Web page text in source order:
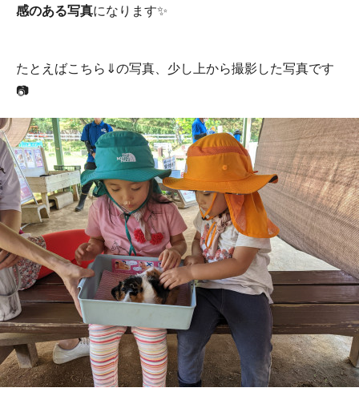
感のある写真になります✨
たとえばこちら⇓の写真、少し上から撮影した写真です
📷